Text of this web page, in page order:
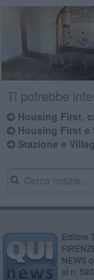
Ti potrebbe
Housing First,
Housing First e
Stazione e
Editore
NEWS
al n.